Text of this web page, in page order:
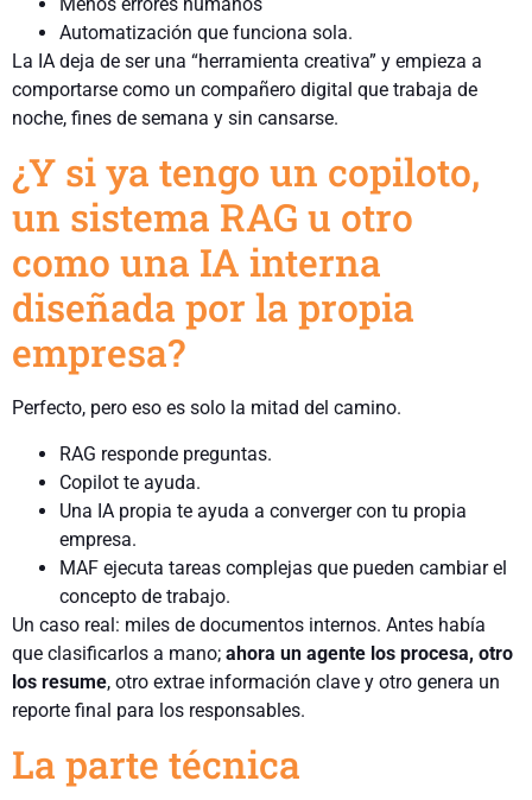
Automatización que funciona sola.
La IA deja de ser una “herramienta creativa” y empieza a
comportarse como un compañero digital que trabaja de
noche, fines de semana y sin cansarse.
¿Y si ya tengo un copiloto,
un sistema RAG u otro
como una IA interna
diseñada por la propia
empresa?
Perfecto, pero eso es solo la mitad del camino.
RAG responde preguntas.
Copilot te ayuda.
Una IA propia te ayuda a converger con tu propia
empresa.
MAF ejecuta tareas complejas que pueden cambiar el
concepto de trabajo.
Un caso real: miles de documentos internos. Antes había
que clasificarlos a mano; ahora un agente los procesa, otro
los resume, otro extrae información clave y otro genera un
reporte final para los responsables.
La parte técnica